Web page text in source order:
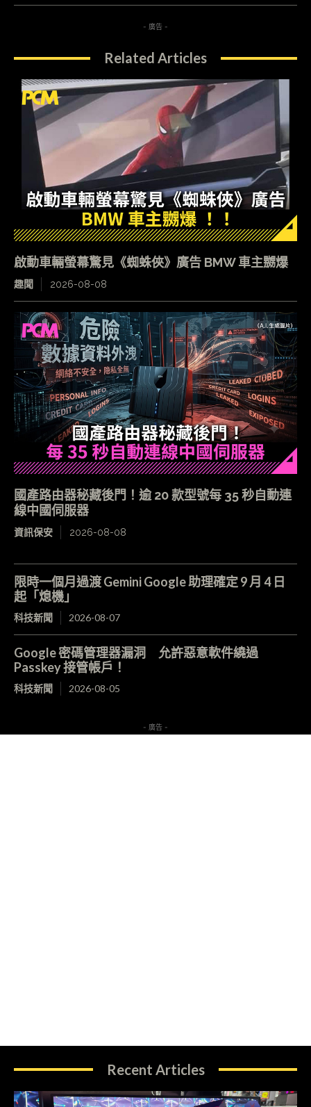
- 廣告 -
Related Articles
啟動車輛螢幕驚見《蜘蛛俠》廣告 BMW 車主嬲爆
趣聞 2026-08-08
國產路由器秘藏後門！逾 20 款型號每 35 秒自動連
線中國伺服器
資訊保安 2026-08-08
限時一個月過渡 Gemini Google 助理確定 9 月 4 日
起「熄機」
科技新聞 2026-08-07
Google 密碼管理器漏洞 允許惡意軟件繞過
Passkey 接管帳戶！
科技新聞 2026-08-05
- 廣告 -
Recent Articles